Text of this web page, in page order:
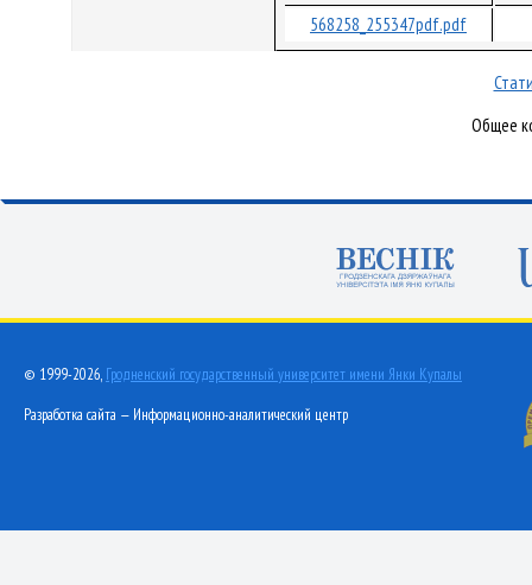
568258_255347pdf.pdf
Общее
© 1999-2026, Гродненский государственный университет имени Янки Купалы
Разработка сайта — Информационно-аналитический центр